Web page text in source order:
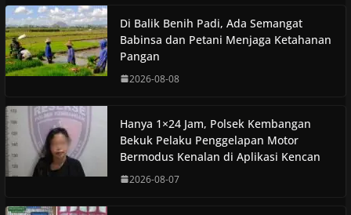
Di Balik Benih Padi, Ada Semangat
Babinsa dan Petani Menjaga Ketahanan
Pangan
2026-08-08
Hanya 1×24 Jam, Polsek Kembangan
Bekuk Pelaku Penggelapan Motor
Bermodus Kenalan di Aplikasi Kencan
2026-08-07